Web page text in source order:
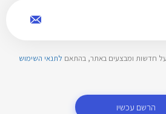
על חדשות ומבצעים באתר, בהתאם לתנאי השימוש
הרשם עכשיו